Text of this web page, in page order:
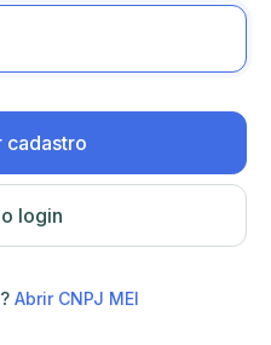
cadastro
login
Abrir CNPJ MEI